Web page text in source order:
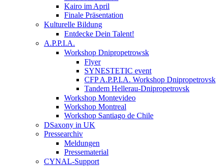
Kairo im April
Finale Präsentation
Kulturelle Bildung
Entdecke Dein Talent!
A.P.P.I.A.
Workshop Dnipropetrowsk
Flyer
SYNESTETIC event
CFP A.P.P.I.A. Workshop Dnipropetrovsk
Tandem Hellerau-Dnipropetrovsk
Workshop Montevideo
Workshop Montreal
Workshop Santiago de Chile
DSaxony in UK
Pressearchiv
Meldungen
Pressematerial
CYNAL-Support